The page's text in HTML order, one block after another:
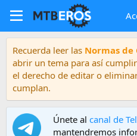
Recuerda leer las Normas de
abrir un tema para así
el derecho de editar o
cumplan.
Únete al canal de
mantendremos